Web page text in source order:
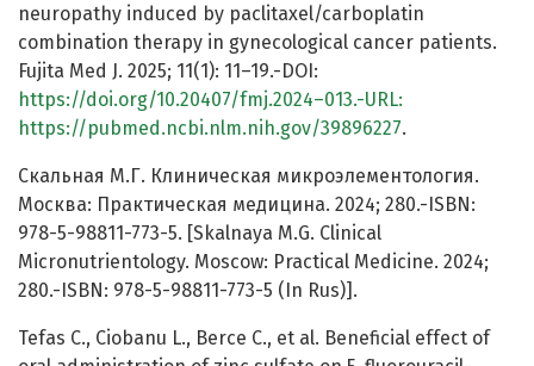
neuropathy induced by paclitaxel/carboplatin
combination therapy in gynecological cancer patients.
Fujita Med J. 2025; 11(1): 11–19.-DOI:
https://doi.org/10.20407/fmj.2024–013.-URL:
https://pubmed.ncbi.nlm.nih.gov/39896227.
Скальная М.Г. Клиническая микроэлементология.
Москва: Практическая медицина. 2024; 280.-ISBN:
978-5-98811-773-5. [Skalnaya M.G. Clinical
Micronutrientology. Moscow: Practical Medicine. 2024;
280.-ISBN: 978-5-98811-773-5 (In Rus)].
Tefas C., Ciobanu L., Berce C., et al. Beneficial effect of